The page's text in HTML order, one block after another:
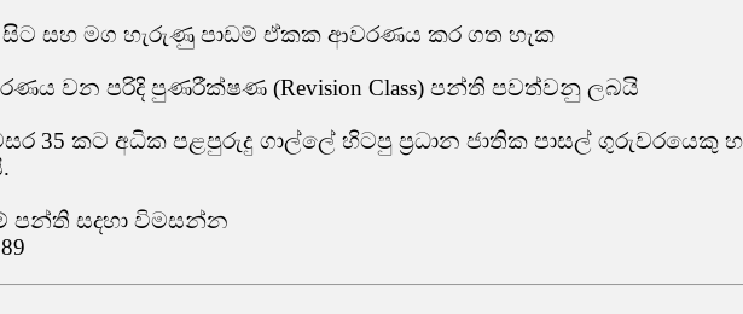
සහ මග හැරුණු පාඩම් ඒකක ආවරණය කර ගත හැක
වන පරිදි පුණරීක්ෂණ (Revision Class) පන්ති පවත්වනු ලබයි
35 කට අධික පළපුරුදු ගාල්ලේ හිටපු ප්‍රධාන ජාතික පාසල් ගුරුවරයෙකු
පන්ති සදහා විමසන්න